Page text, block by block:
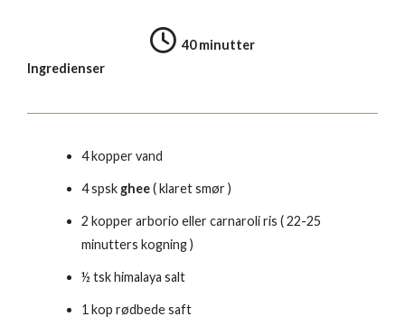
40 minutter
Ingredienser
4 kopper vand
4 spsk ghee( klaret smør )
2 kopper arborio eller carnaroli ris ( 22-25
minutters kogning )
½ tsk himalaya salt
1 kop rødbede saft